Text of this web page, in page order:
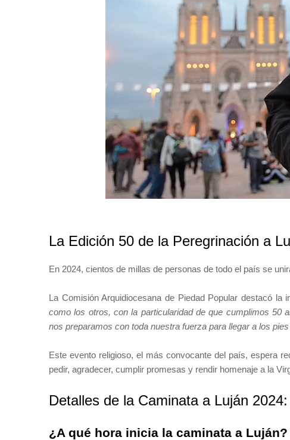
La Edición 50 de la Peregrinación a
En 2024, cientos de millas de personas de todo el país se
La Comisión Arquidiocesana de Piedad Popular destacó la
como los otros, con la particularidad de que cumplimos 50
nos preparamos con toda nuestra fuerza para llegar a los
Este evento religioso, el más convocante del país, espera
pedir, agradecer, cumplir promesas y rendir homenaje a la
Detalles de la Caminata a Luján
¿A qué hora inicia la caminata a Luján?